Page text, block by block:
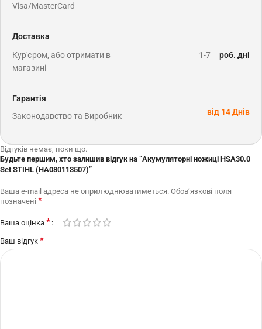
Visa/MasterCard
Доставка
Кур'єром, або отримати в
магазині
1-7 роб. дні
Гарантія
Законодавство та Виробник
від 14 Днів
Відгуків немає, поки що.
Будьте першим, хто залишив відгук на “Акумуляторні ножиці HSA30.0
Set STIHL (HA080113507)”
Ваша e-mail адреса не оприлюднюватиметься. Обов’язкові поля
позначені *
Ваша оцінка *
Ваш відгук *